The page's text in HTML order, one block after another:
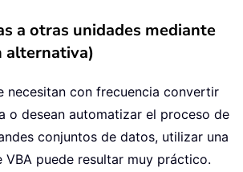
a otras unidades mediante
alternativa)
necesitan con frecuencia convertir
o desean automatizar el proceso de
conjuntos de datos, utilizar una
VBA puede resultar muy práctico.